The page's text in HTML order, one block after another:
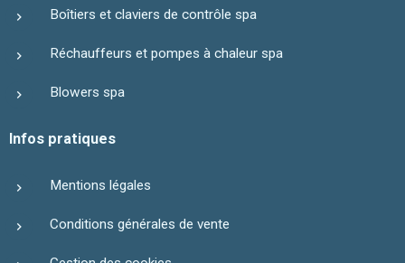
Boîtiers et claviers de contrôle spa
Réchauffeurs et pompes à chaleur spa
Blowers spa
Infos pratiques
Mentions légales
Conditions générales de vente